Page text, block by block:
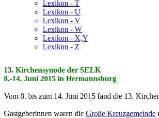
Lexikon - T
Lexikon - U
Lexikon - V
Lexikon - W
Lexikon - X,Y
Lexikon - Z
13. Kirchensynode der SELK
8.-14. Juni 2015 in Hermannsburg
Vom 8. bis zum 14. Juni 2015 fand die 13.
Gastgeberinnen waren die Große Kreuzgemeinde